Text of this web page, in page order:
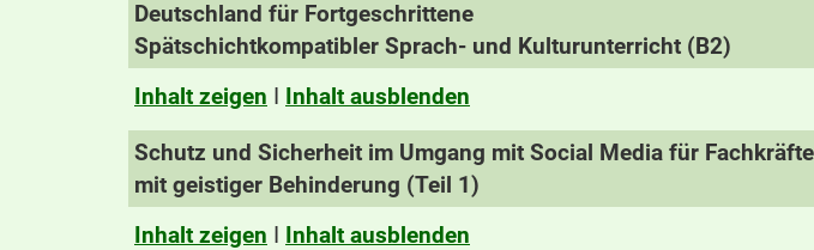
Deutschland für Fortgeschrittene
Spätschichtkompatibler Sprach- und Kulturunterricht (B2)
Inhalt zeigen I Inhalt ausblenden
Schutz und Sicherheit im Umgang mit Social Media für
mit geistiger Behinderung (Teil 1)
Inhalt zeigen I Inhalt ausblenden